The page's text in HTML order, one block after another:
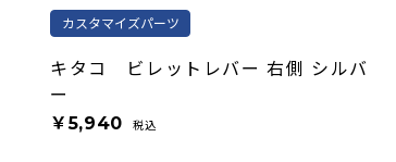
カスタマイズパーツ
キタコ ビレットレバー 右側 シルバ
ー
￥5,940 税込